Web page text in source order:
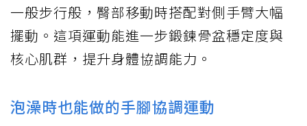
一般步行般，臀部移動時搭配對側手臂大幅
擺動。這項運動能進一步鍛鍊骨盆穩定度與
核心肌群，提升身體協調能力。
泡澡時也能做的手腳協調運動